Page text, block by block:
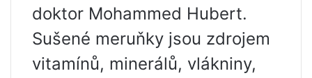
doktor Mohammed Hubert.
Sušené meruňky jsou zdrojem
vitamínů, minerálů, vlákniny,